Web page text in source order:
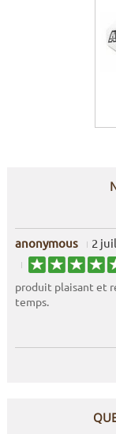
anonymous 2
produit plaisant et
temps.